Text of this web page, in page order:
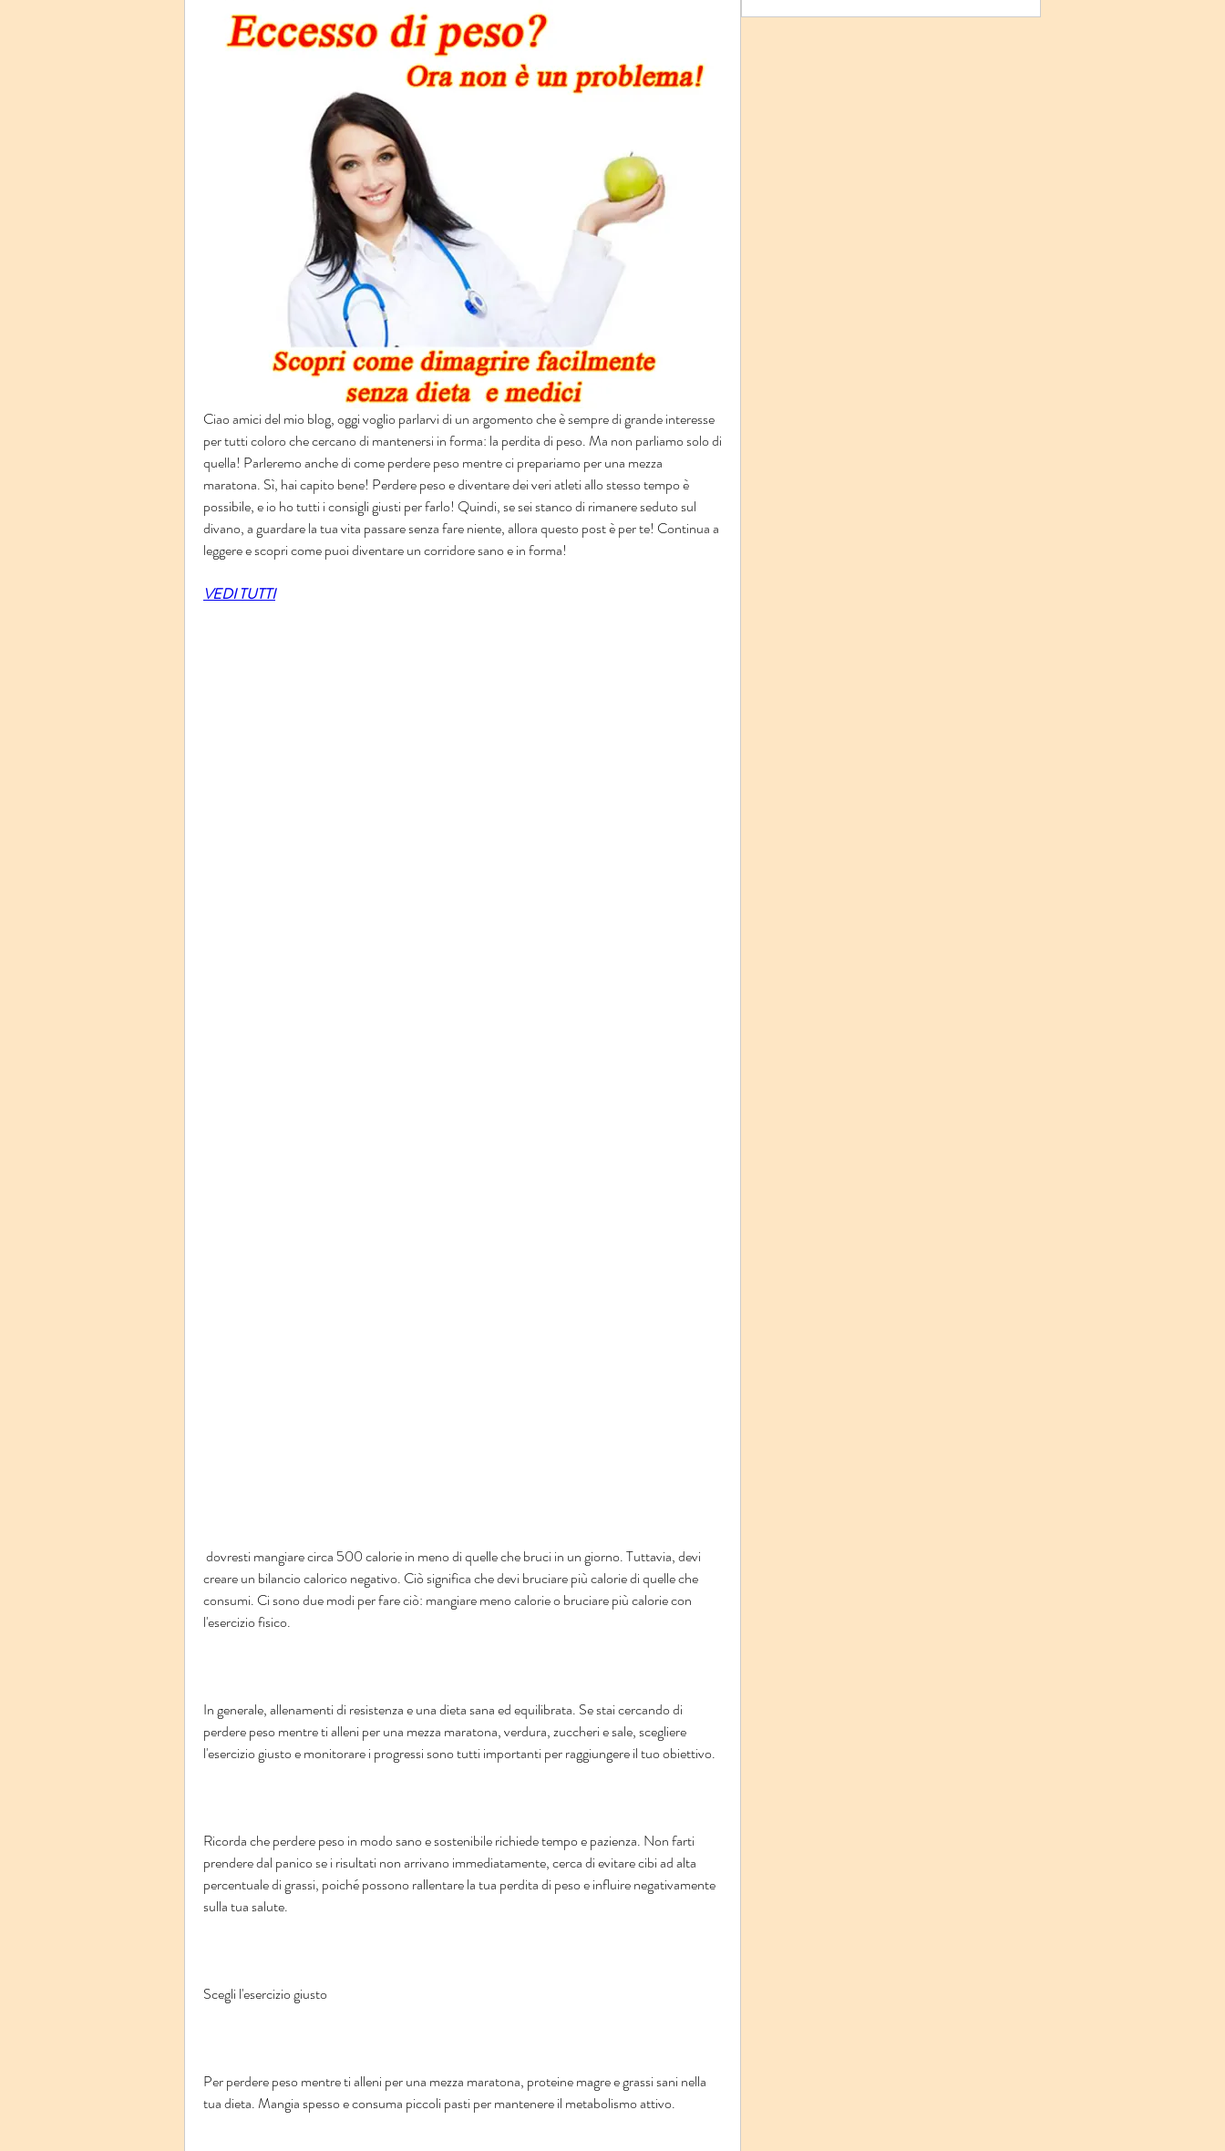
Ciao amici del mio blog, oggi voglio parlarvi di un argomento che è sempre di grande interesse
per tutti coloro che cercano di mantenersi in forma: la perdita di peso. Ma non parliamo solo di
quella! Parleremo anche di come perdere peso mentre ci prepariamo per una mezza
maratona. Sì, hai capito bene! Perdere peso e diventare dei veri atleti allo stesso tempo è
possibile, e io ho tutti i consigli giusti per farlo! Quindi, se sei stanco di rimanere seduto sul
divano, a guardare la tua vita passare senza fare niente, allora questo post è per te! Continua a
leggere e scopri come puoi diventare un corridore sano e in forma!
VEDI TUTTI
creare un bilancio calorico negativo. Ciò significa che devi bruciare più calorie di quelle che
consumi. Ci sono due modi per fare ciò: mangiare meno calorie o bruciare più calorie con
l'esercizio fisico.
In generale, allenamenti di resistenza e una dieta sana ed equilibrata. Se stai cercando di
perdere peso mentre ti alleni per una mezza maratona, verdura, zuccheri e sale, scegliere
l'esercizio giusto e monitorare i progressi sono tutti importanti per raggiungere il tuo obiettivo.
Ricorda che perdere peso in modo sano e sostenibile richiede tempo e pazienza. Non farti
prendere dal panico se i risultati non arrivano immediatamente, cerca di evitare cibi ad alta
percentuale di grassi, poiché possono rallentare la tua perdita di peso e influire negativamente
sulla tua salute.
Scegli l'esercizio giusto
Per perdere peso mentre ti alleni per una mezza maratona, proteine magre e grassi sani nella
tua dieta. Mangia spesso e consuma piccoli pasti per mantenere il metabolismo attivo.